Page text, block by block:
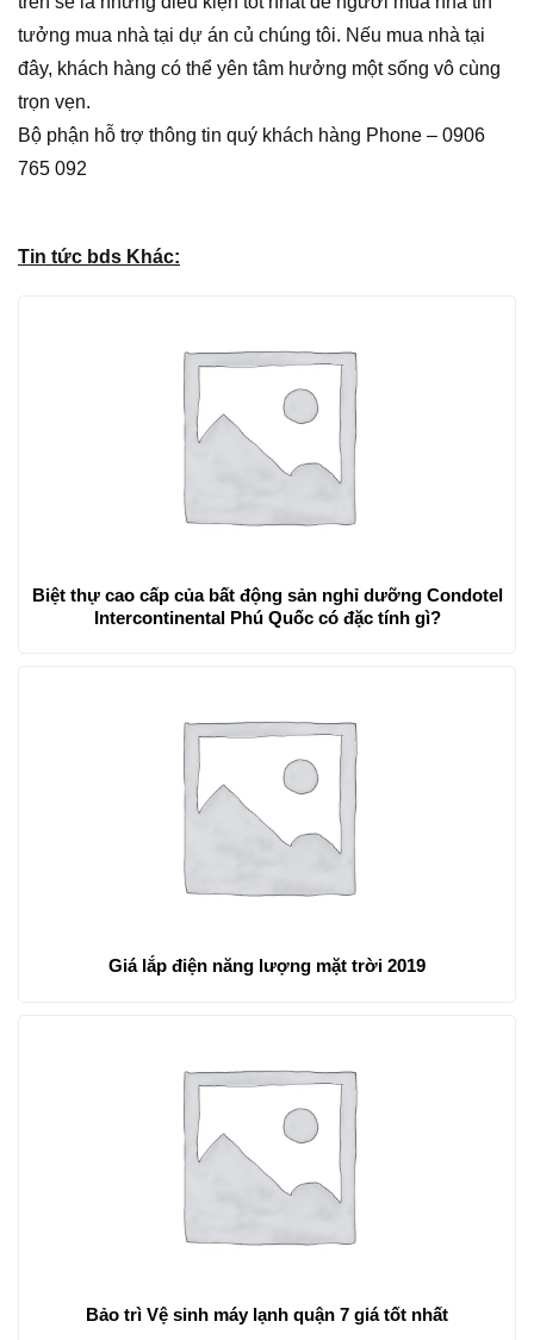
tưởng mua nhà tại dự án củ chúng tôi. Nếu mua nhà tại
đây, khách hàng có thể yên tâm hưởng một sống vô cùng
trọn vẹn.
Bộ phận hỗ trợ thông tin quý khách hàng Phone – 0906
765 092
Tin tức bds Khác:
Biệt thự cao cấp của bất động sản nghỉ dưỡng Condotel
Intercontinental Phú Quốc có đặc tính gì?
Giá lắp điện năng lượng mặt trời 2019
Bảo trì Vệ sinh máy lạnh quận 7 giá tốt nhất